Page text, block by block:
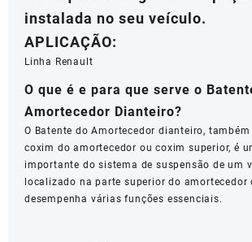
instalada no seu veículo.
APLICAÇÃO:
Linha Renault
O que é e para que serve o
Amortecedor Dianteiro?
O Batente do Amortecedor dianteiro,
coxim do amortecedor ou coxim superior, é
importante do sistema de suspensão de um
localizado na parte superior do amortecedor
desempenha várias funções essenciais.